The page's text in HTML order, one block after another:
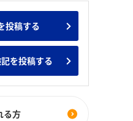
なのインターン人気企業ランキ
投稿する
を投稿する
る方